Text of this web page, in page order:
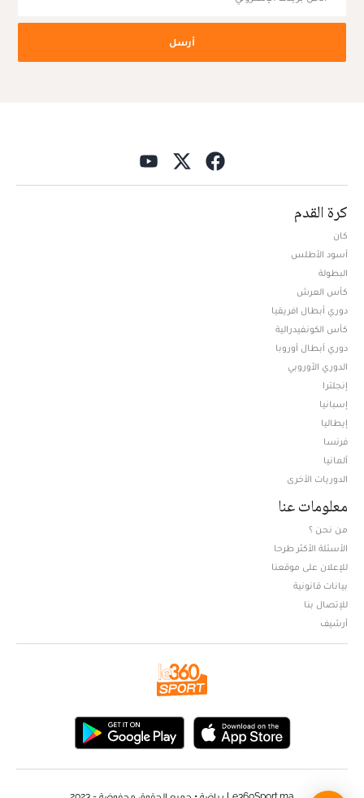
أرسل
كرة القدم
كان
أسود الأطلس
البطولة
كأس العرش
دوري أبطال افريقيا
كأس الكونفيدرالية
دوري أبطال أوروبا
الدوري الأوروبي
إنجلترا
إسبانيا
إيطاليا
فرنسا
ألمانيا
الدوريات الأخرى
معلومات عنا
من نحن ؟
الأسئلة الأكثر طرحا
للإعلان على موقعنا
بيانات قانونية
للإتصال بنا
أرشيف